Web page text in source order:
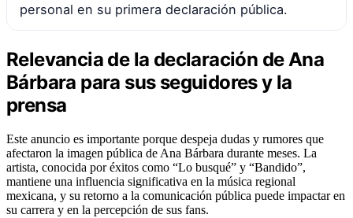
personal en su primera declaración pública.
Relevancia de la declaración de Ana
Bárbara para sus seguidores y la
prensa
Este anuncio es importante porque despeja dudas y rumores que
afectaron la imagen pública de Ana Bárbara durante meses. La
artista, conocida por éxitos como “Lo busqué” y “Bandido”,
mantiene una influencia significativa en la música regional
mexicana, y su retorno a la comunicación pública puede impactar en
su carrera y en la percepción de sus fans.